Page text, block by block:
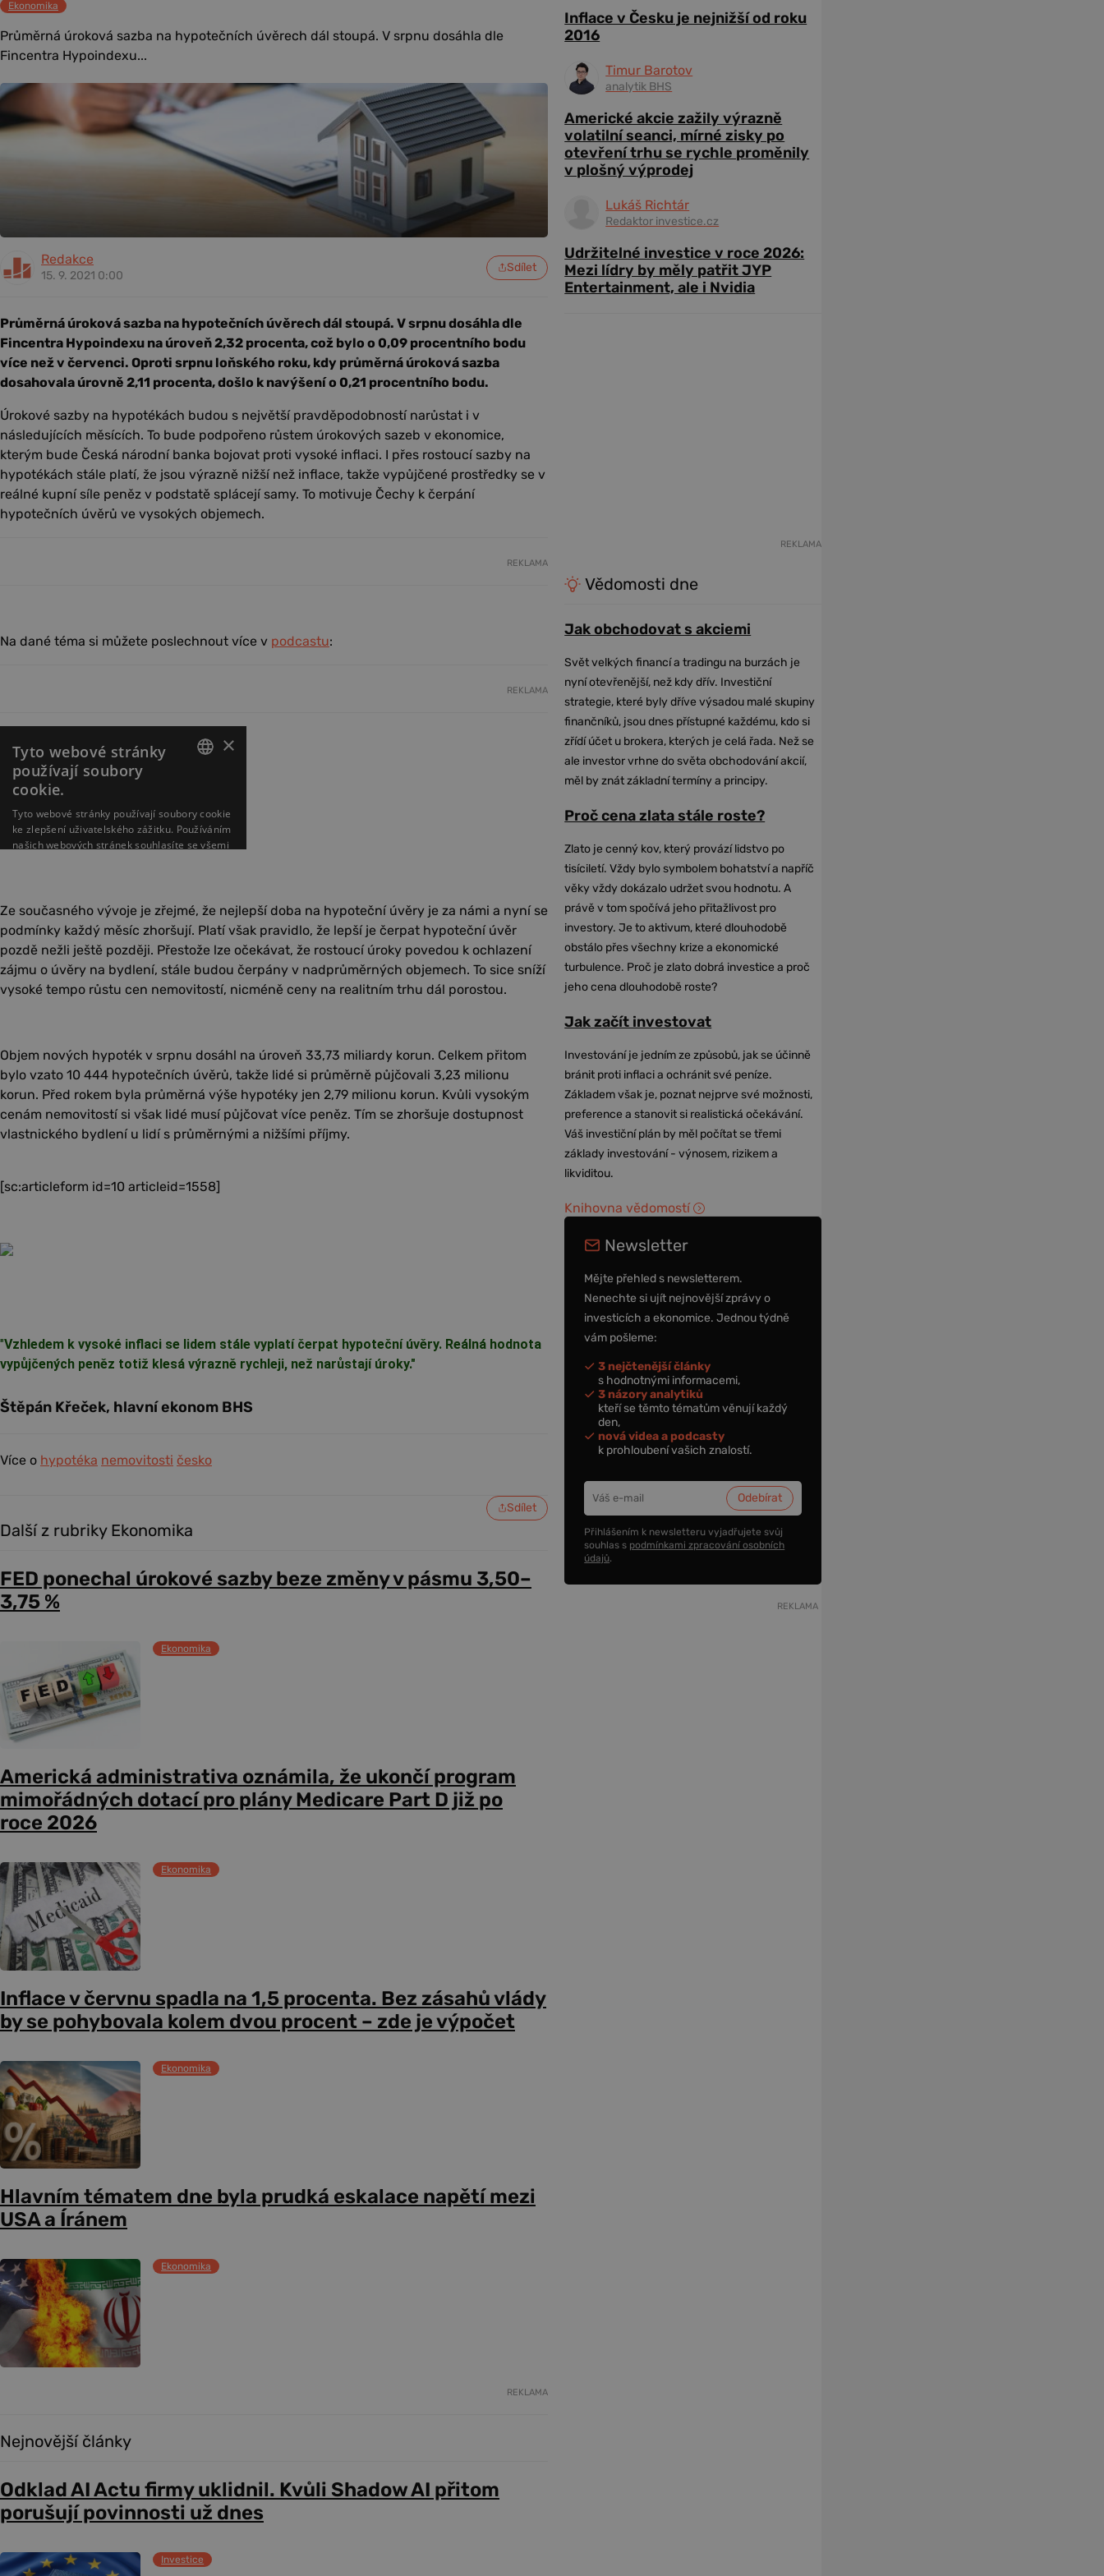
Ekonomika
Průměrná úroková sazba na hypotečních úvěrech dál stoupá. V srpnu dosáhla dle
Fincentra Hypoindexu...
Redakce
15. 9. 2021 0:00
Sdílet
Průměrná úroková sazba na hypotečních úvěrech dál stoupá. V srpnu dosáhla dle
Fincentra Hypoindexu na úroveň 2,32 procenta, což bylo o 0,09 procentního bodu
více než v červenci. Oproti srpnu loňského roku, kdy průměrná úroková sazba
dosahovala úrovně 2,11 procenta, došlo k navýšení o 0,21 procentního bodu.
Úrokové sazby na hypotékách budou s největší pravděpodobností narůstat i v
následujících měsících. To bude podpořeno růstem úrokových sazeb v ekonomice,
kterým bude Česká národní banka bojovat proti vysoké inflaci. I přes rostoucí sazby na
hypotékách stále platí, že jsou výrazně nižší než inflace, takže vypůjčené prostředky se v
reálné kupní síle peněz v podstatě splácejí samy. To motivuje Čechy k čerpání
hypotečních úvěrů ve vysokých objemech.
REKLAMA
Na dané téma si můžete poslechnout více v podcastu:
REKLAMA
Ze současného vývoje je zřejmé, že nejlepší doba na hypoteční úvěry je za námi a nyní se
podmínky každý měsíc zhoršují. Platí však pravidlo, že lepší je čerpat hypoteční úvěr
pozdě nežli ještě později. Přestože lze očekávat, že rostoucí úroky povedou k ochlazení
zájmu o úvěry na bydlení, stále budou čerpány v nadprůměrných objemech. To sice sníží
vysoké tempo růstu cen nemovitostí, nicméně ceny na realitním trhu dál porostou.
Objem nových hypoték v srpnu dosáhl na úroveň 33,73 miliardy korun. Celkem přitom
bylo vzato 10 444 hypotečních úvěrů, takže lidé si průměrně půjčovali 3,23 milionu
korun. Před rokem byla průměrná výše hypotéky jen 2,79 milionu korun. Kvůli vysokým
cenám nemovitostí si však lidé musí půjčovat více peněz. Tím se zhoršuje dostupnost
vlastnického bydlení u lidí s průměrnými a nižšími příjmy.
[sc:articleform id=10 articleid=1558]
"Vzhledem k vysoké inflaci se lidem stále vyplatí čerpat hypoteční úvěry. Reálná hodnota
vypůjčených peněz totiž klesá výrazně rychleji, než narůstají úroky."
Štěpán Křeček, hlavní ekonom BHS
Více o hypotéka nemovitosti česko
Sdílet
Další z rubriky Ekonomika
FED ponechal úrokové sazby beze změny v pásmu 3,50–
3,75 %
Ekonomika
Americká administrativa oznámila, že ukončí program
mimořádných dotací pro plány Medicare Part D již po
roce 2026
Ekonomika
Inflace v červnu spadla na 1,5 procenta. Bez zásahů vlády
by se pohybovala kolem dvou procent – zde je výpočet
Ekonomika
Hlavním tématem dne byla prudká eskalace napětí mezi
USA a Íránem
Ekonomika
REKLAMA
Nejnovější články
Odklad AI Actu firmy uklidnil. Kvůli Shadow AI přitom
porušují povinnosti už dnes
Investice
Inflace v Česku je nejnižší od roku
2016
Timur Barotov
analytik BHS
Americké akcie zažily výrazně
volatilní seanci, mírné zisky po
otevření trhu se rychle proměnily
v plošný výprodej
Lukáš Richtár
Redaktor investice.cz
Udržitelné investice v roce 2026:
Mezi lídry by měly patřit JYP
Entertainment, ale i Nvidia
REKLAMA
Vědomosti dne
Jak obchodovat s akciemi
Svět velkých financí a tradingu na burzách je
nyní otevřenější, než kdy dřív. Investiční
strategie, které byly dříve výsadou malé skupiny
finančníků, jsou dnes přístupné každému, kdo si
zřídí účet u brokera, kterých je celá řada. Než se
ale investor vrhne do světa obchodování akcií,
měl by znát základní termíny a principy.
Proč cena zlata stále roste?
Zlato je cenný kov, který provází lidstvo po
tisíciletí. Vždy bylo symbolem bohatství a napříč
věky vždy dokázalo udržet svou hodnotu. A
právě v tom spočívá jeho přitažlivost pro
investory. Je to aktivum, které dlouhodobě
obstálo přes všechny krize a ekonomické
turbulence. Proč je zlato dobrá investice a proč
jeho cena dlouhodobě roste?
Jak začít investovat
Investování je jedním ze způsobů, jak se účinně
bránit proti inflaci a ochránit své peníze.
Základem však je, poznat nejprve své možnosti,
preference a stanovit si realistická očekávání.
Váš investiční plán by měl počítat se třemi
základy investování - výnosem, rizikem a
likviditou.
Knihovna vědomostí
Newsletter
Mějte přehled s newsletterem.
Nenechte si ujít nejnovější zprávy o
investicích a ekonomice. Jednou týdně
vám pošleme:
3 nejčtenější články
s hodnotnými informacemi,
3 názory analytiků
kteří se těmto tématům věnují každý
den,
nová videa a podcasty
k prohloubení vašich znalostí.
Přihlášením k newsletteru vyjadřujete svůj
souhlas s podmínkami zpracování osobních
údajů.
REKLAMA